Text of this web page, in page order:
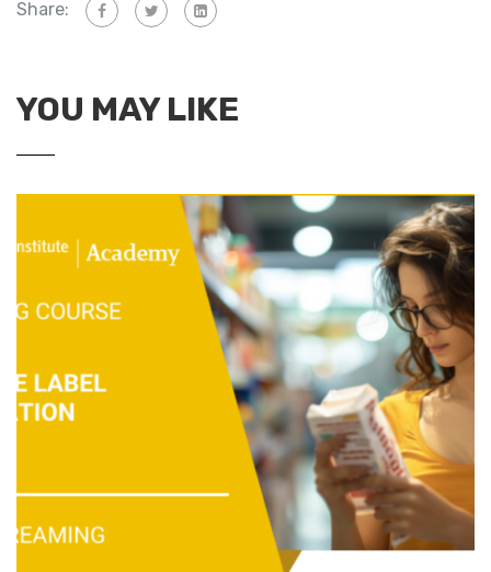
Share:
YOU MAY LIKE